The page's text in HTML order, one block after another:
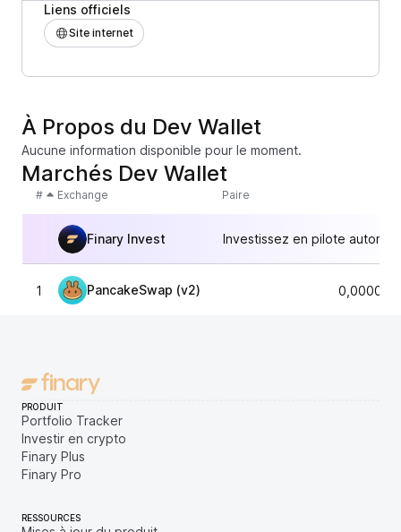
Liens officiels
Site internet
À Propos du Dev Wallet
Aucune information disponible pour le moment.
Marchés Dev Wallet
# Exchange Paire
Finary Invest Investissez en pilote
1 PancakeSwap (v2)
PRODUIT
Portfolio Tracker
Investir en crypto
Finary Plus
Finary Pro
RESSOURCES